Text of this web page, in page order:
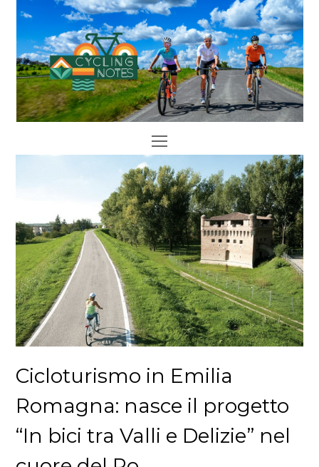
Open
Mobile
Menu
Cicloturismo in Emilia
Romagna: nasce il progetto
“In bici tra Valli e Delizie” nel